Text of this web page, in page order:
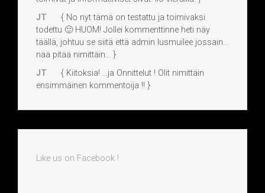
JT
{ No nyt tämä on testattu ja toimivaksi
todettu 🙂 HUOM! Jollei kommenttinne heti näy
täällä, johtuu se siitä että admin lusmuilee jossain...
nää pitää nimittäin... }
JT
{ Kiitoksia! ...ja Onnittelut ! Olit nimittäin
ensimmäinen kommentoija !! }
Like us on Facebook !